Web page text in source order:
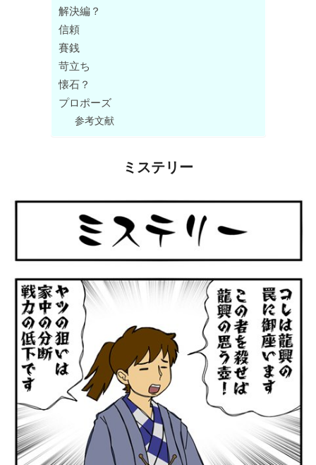
解決編？
信頼
賽銭
苛立ち
懐石？
プロポーズ
参考文献
ミステリー